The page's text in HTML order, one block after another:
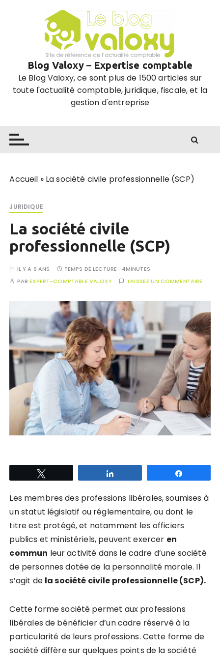
Blog Valoxy – Expertise comptable
Le Blog Valoxy, ce sont plus de 1500 articles sur
toute l'actualité comptable, juridique, fiscale, et la
gestion d'entreprise
Accueil » La société civile professionnelle (SCP)
JURIDIQUE
La société civile
professionnelle (SCP)
IL Y A 9 ANS TEMPS DE LECTURE : 4MINUTES
PAREXPERT-COMPTABLE VALOXY LAISSEZ UN COMMENTAIRE
Les membres des professions libérales, soumises à
un statut législatif ou réglementaire, ou dont le
titre est protégé, et notamment les officiers
publics et ministériels, peuvent exercer en
commun leur activité dans le cadre d’une société
de personnes dotée de la personnalité morale. Il
s’agit de la société civile professionnelle (SCP).
Cette forme société permet aux professions
libérales de bénéficier d’un cadre réservé à la
particularité de leurs professions. Cette forme de
société diffère sur quelques points de la société